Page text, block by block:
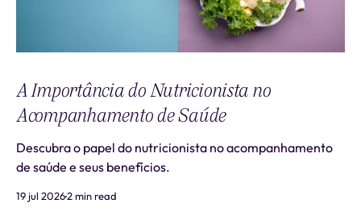
A Importância do Nutricionista no
Acompanhamento de Saúde
Descubra o papel do nutricionista no acompanhamento
de saúde e seus benefícios.
19 jul 20262 min read